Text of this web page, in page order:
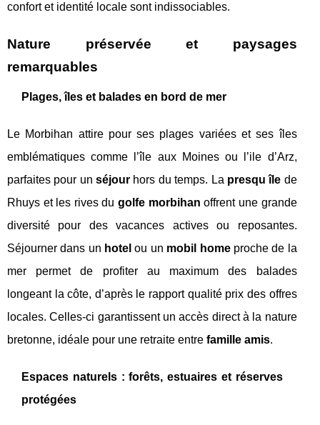
confort et identité locale sont indissociables.
Nature préservée et paysages
remarquables
Plages, îles et balades en bord de mer
Le Morbihan attire pour ses plages variées et ses îles
emblématiques comme l’île aux Moines ou l’ile d’Arz,
parfaites pour unséjour hors du temps. La presqu île de
Rhuys et les rives dugolfe morbihan offrent une grande
diversité pour des vacances actives ou reposantes.
Séjourner dans un hotel ou un mobil homeproche de la
mer permet de profiter au maximum des balades
longeant la côte, d’après le rapport qualité prix des offres
locales. Celles-ci garantissent un accès direct à la nature
bretonne, idéale pour une retraite entre famille amis.
Espaces naturels : forêts, estuaires et réserves
protégées